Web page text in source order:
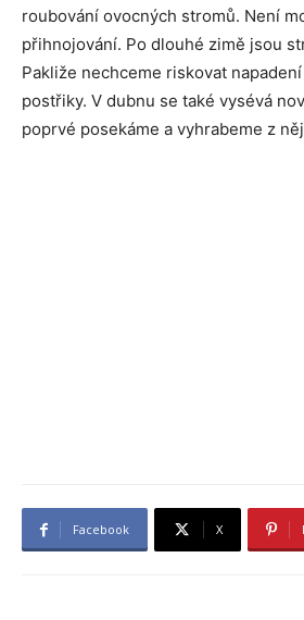
roubování ovocných stromů. Není
přihnojování. Po dlouhé zimě jsou
Pakliže nechceme riskovat
postřiky. V dubnu se také vysévá
poprvé posekáme a vyhrabeme z
Facebook X